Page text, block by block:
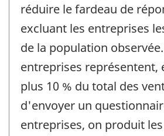
réduire le fardeau de
excluant les entreprises
de la population
entreprises représentent,
plus 10 % du total des
d'envoyer un
entreprises, on produit